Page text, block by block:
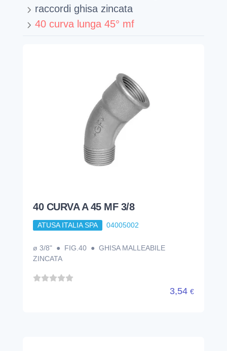
raccordi ghisa zincata
40 curva lunga 45° mf
40 CURVA A 45 MF 3/8
ATUSA ITALIA SPA 04005002
ø 3/8" ● FIG.40 ● GHISA MALLEABILE
ZINCATA
3,54 €